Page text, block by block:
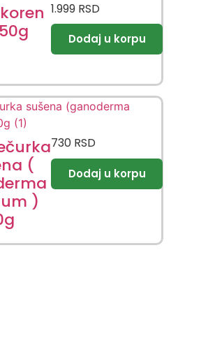
1.999 RSD
(
)
730 RSD